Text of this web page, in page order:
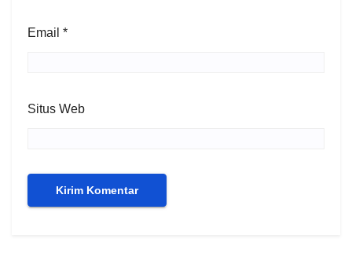
Email *
Situs Web